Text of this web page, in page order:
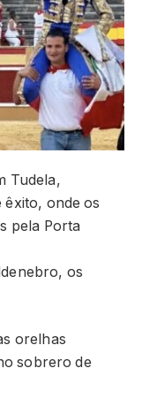
Tudela,
êxito, onde os
pela Porta
os
orelhas
sobrero de